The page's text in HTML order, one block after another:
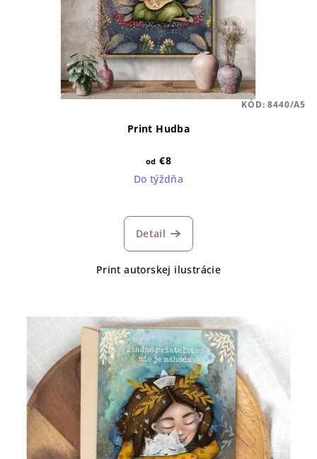
Print Hudba
od €8
Do týždňa
Detail
Print autorskej ilustrácie
KÓD:8440/A5